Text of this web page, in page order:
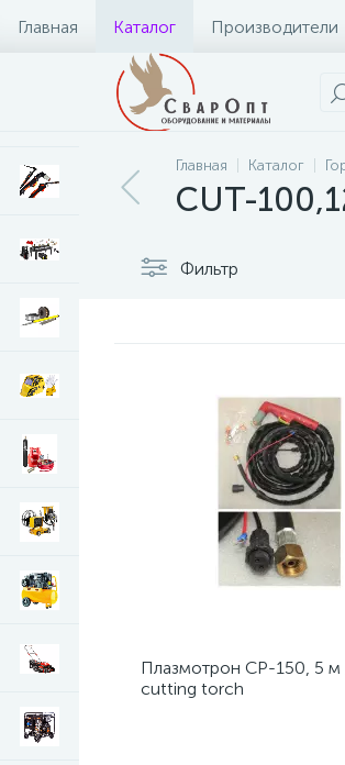
Главная Каталог Производители
Главная Каталог
CUT-
Фильтр
Плазмотрон CP-150, 5 м
cutting torch